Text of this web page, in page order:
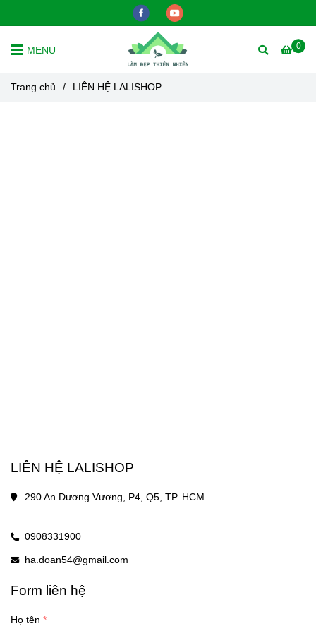
0
MENU
Trang chủ / LIÊN HỆ LALISHOP
LIÊN HỆ LALISHOP
290 An Dương Vương, P4, Q5, TP. HCM
0908331900
ha.doan54@gmail.com
Form liên hệ
Họ tên